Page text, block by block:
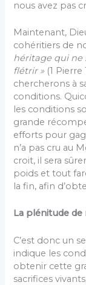
nous avez pas
Maintenant,
cohéritiers de
héritage qui ne
flétrir » (1
chercherons à
conditions.
les conditions
grande
efforts pour
n’a pas cru au
croit, il sera
poids et tout
la fin, afin
La plénitude
C’est donc un
indique les
obtenir cette
sacrifices